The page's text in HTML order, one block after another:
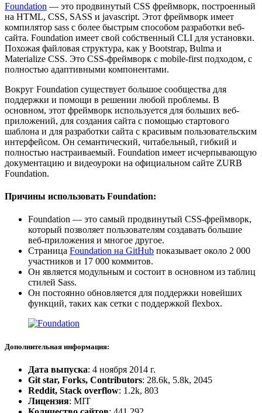
Foundation — это продвинутый CSS фреймворк, построенный
на HTML, CSS, SASS и javascript. Этот фреймворк имеет
компилятор sass с более быстрым способом разработки веб-
сайта. Foundation имеет свой собственный CLI для установки.
Похожая файловая структура, как у Bootstrap, Bulma и
Materialize CSS. Это CSS-фреймворк с mobile-first подходом, с
полностью адаптивными компонентами.
Вокруг Foundation существует большое сообщества для
поддержки и помощи в решении любой проблемы. В
основном, этот фреймворк используется для больших веб-
приложений, для создания сайта с помощью стартового
шаблона и для разработки сайта с красивым пользовательским
интерфейсом. Он семантический, читабельный, гибкий и
полностью настраиваемый. Foundation имеет исчерпывающую
документацию и видеоуроки на официальном сайте ZURB
Foundation.
Причины использовать Foundation:
Foundation — это самый продвинутый CSS-фреймворк,
который позволяет пользователям создавать большие
веб-приложения и многое другое.
Страница Foundation на GitHub показывает около 2 000
участников и 17 000 коммитов.
Он является модульным и состоит в основном из таблиц
стилей Sass.
Он постоянно обновляется для поддержки новейших
функций, таких как сетки с поддержкой flexbox.
Дополнительная информация:
Дата выпуска: 4 ноября 2014 г.
Git star, Forks, Contributors: 28.6k, 5.8k, 2045
Reddit, Stack overflow: 1.2k, 803
Лицензия: MIT